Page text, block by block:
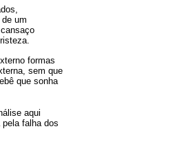
um
formas
sem que
que sonha
aqui
falha dos